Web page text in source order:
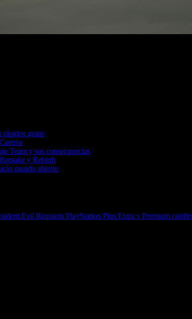
rápidos gratis
Team y sus consecuencias
y Rebirth
mundo abierto
Evil Requiem PlayStation Plus Extra y Premium